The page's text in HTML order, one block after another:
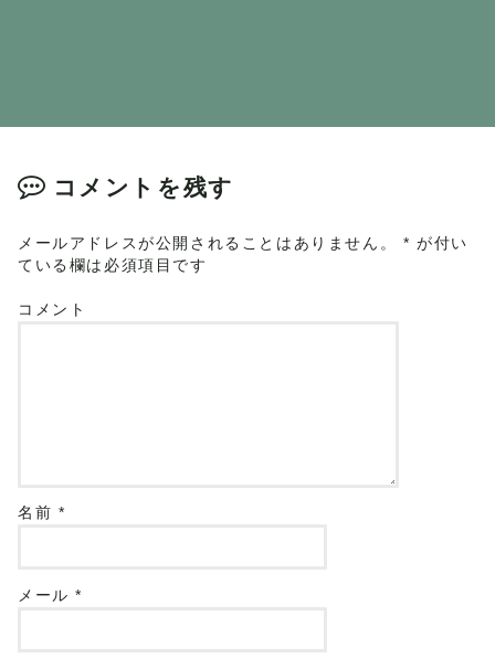
コメントを残す
メールアドレスが公開されることはありません。 * が付い
ている欄は必須項目です
コメント
名前 *
メール*